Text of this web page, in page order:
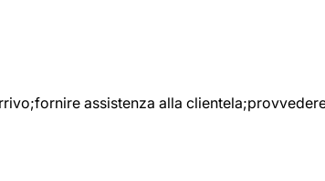
assistenza alla